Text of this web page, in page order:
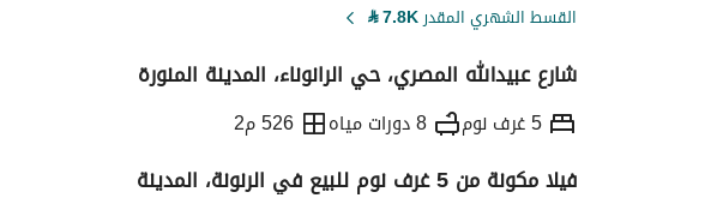
القسط الشهري المقدر7.8K
⃁
شارع عبيدالله المصري، حي الرانوناء، المدينة المنورة
5 غرف نوم 8 دورات مياه 526 م2
فيلا مكونة من 5 غرف نوم للبيع في الرنونة، المدينة